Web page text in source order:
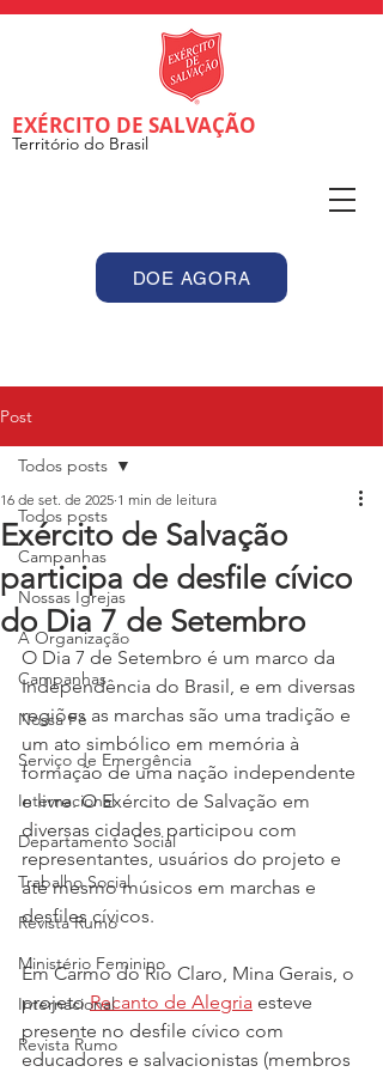
EXÉRCITO DE SALVAÇÃO
Território do Brasil
DOE AGORA
Post
Todos posts
Campanhas
Nossas Igrejas
A Organização
Campanhas
Nossa Fé
Serviço de Emergência
Internacional
Departamento Social
Trabalho Social
Revista Rumo
Ministério Feminino
Internacional
Revista Rumo
Todos posts
Exército de Salvação
participa de desfile cívico
do Dia 7 de Setembro
16 de set. de 2025 1 min de leitura
O Dia 7 de Setembro é um marco da
Independência do Brasil, e em diversas
regiões as marchas são uma tradição e
um ato simbólico em memória à
formação de uma nação independente
e livre. O Exército de Salvação em
diversas cidades participou com
representantes, usuários do projeto e
até mesmo músicos em marchas e
desfiles cívicos.
Em Carmo do Rio Claro, Mina Gerais, o
projeto Recanto de Alegria esteve
presente no desfile cívico com
educadores e salvacionistas (membros